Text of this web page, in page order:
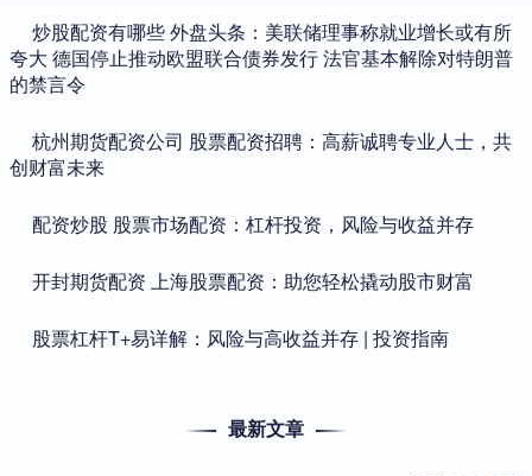
​炒股配资有哪些 外盘头条：美联储理事称就业增长或有所
夸大 德国停止推动欧盟联合债券发行 法官基本解除对特朗普
的禁言令
​杭州期货配资公司 股票配资招聘：高薪诚聘专业人士，共
创财富未来
​配资炒股 股票市场配资：杠杆投资，风险与收益并存
​开封期货配资 上海股票配资：助您轻松撬动股市财富
​股票杠杆T+易详解：风险与高收益并存 | 投资指南
最新文章